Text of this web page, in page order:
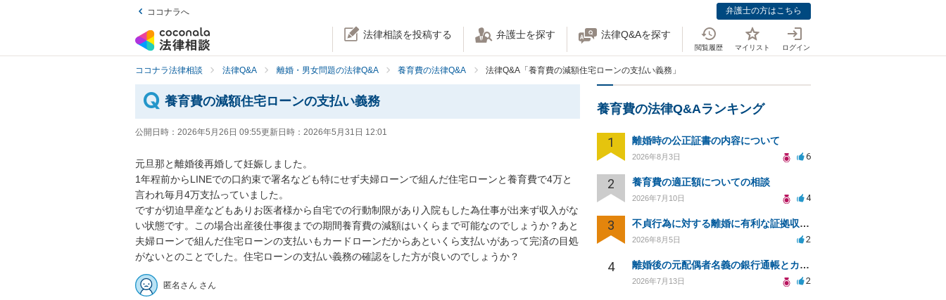
ココナラへ 弁護士の方はこちら
法律相談を投稿する 弁護士を探す 法律Q&Aを探す
閲覧履歴 マイリスト ログイン
ココナラ法律相談 法律Q&A 離婚・男女問題の法律Q&A 養育費の法律Q&A 法律Q&A「養育費の減額住宅ローンの支払い義務」
養育費の減額住宅ローンの支払い義務
公開日時： 2026年5月26日 09:55更新日時： 2026年5月31日 12:01
元旦那と離婚後再婚して妊娠しました。
1年程前からLINEでの口約束で署名なども特にせず夫婦ローンで組んだ住宅ローンと養育費で4万と
言われ毎月4万支払っていました。
ですが切迫早産などもありお医者様から自宅での行動制限があり入院もした為仕事が出来ず収入がな
い状態です。この場合出産後仕事復までの期間養育費の減額はいくらまで可能なのでしょうか？あと
夫婦ローンで組んだ住宅ローンの支払いもカードローンだからあといくら支払いがあって完済の目処
がないとのことでした。住宅ローンの支払い義務の確認をした方が良いのでしょうか？
匿名さん さん
養育費の法律Q&Aランキング
1 離婚時の公正証書の内容について
2026年8月3日 6
2 養育費の適正額についての相談
2026年7月10日 4
3 不貞行為に対する離婚に有利な証拠収集方法と法的手続きについて
2026年8月5日 2
4 離婚後の元配偶者名義の銀行通帳とカードの処分方法について
2026年7月13日 2